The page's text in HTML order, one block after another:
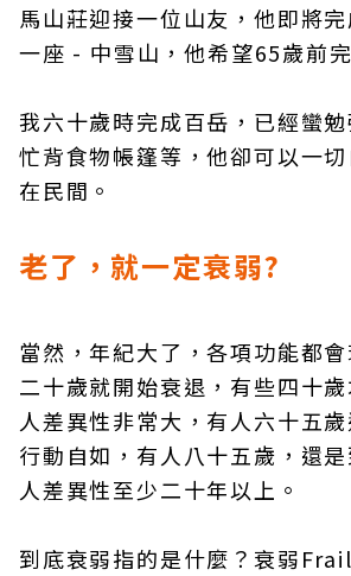
馬山莊迎接一位山友，他即將
一座 - 中雪山，他希望65歲前
我六十歲時完成百岳，已經蠻
忙背食物帳篷等，他卻可以一
在民間。
老了，就一定衰弱?
當然，年紀大了，各項功能都
二十歲就開始衰退，有些四十
人差異性非常大，有人六十五
行動自如，有人八十五歲，還
人差異性至少二十年以上。
到底衰弱指的是什麼？衰弱